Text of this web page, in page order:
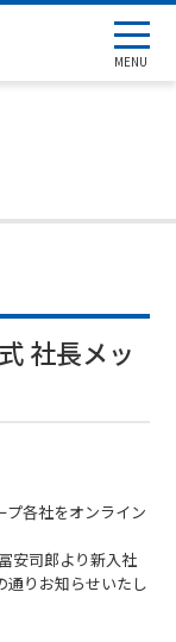
MENU
社長メッ
各社をオンライン
安司郎より新入社
通りお知らせいたし